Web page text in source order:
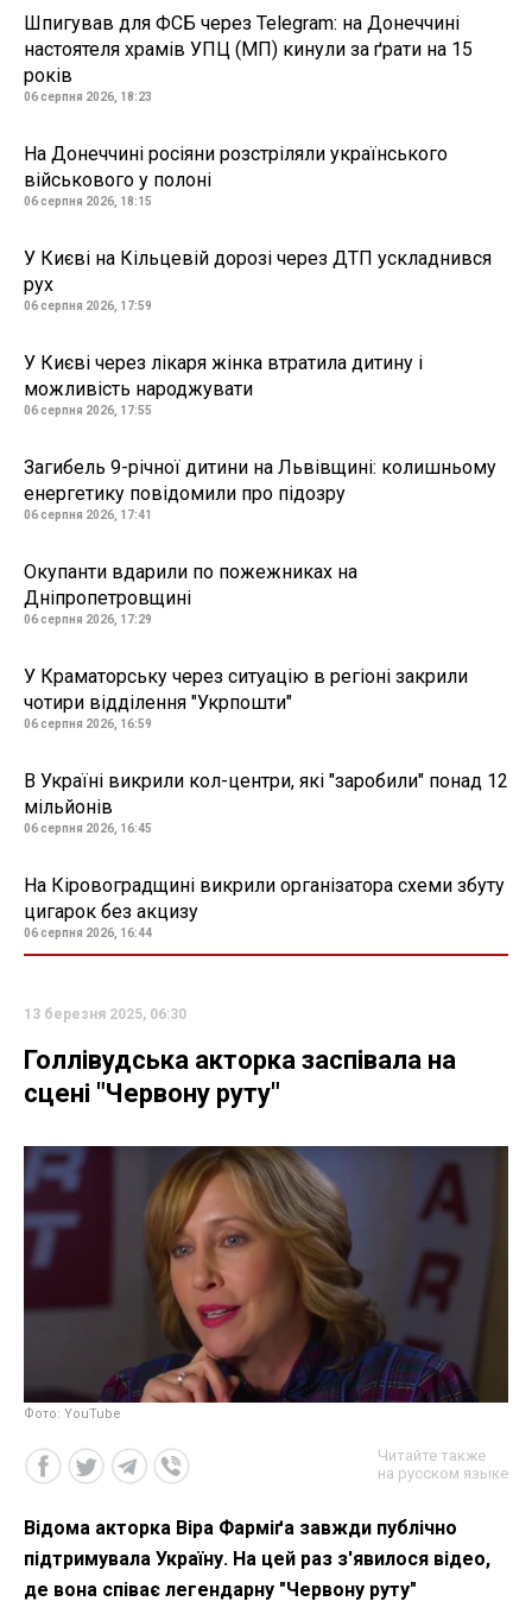
Шпигував для ФСБ через Telegram: на Донеччині
настоятеля храмів УПЦ (МП) кинули за ґрати на 15
років
06 серпня 2026, 18:23
На Донеччині росіяни розстріляли українського
військового у полоні
06 серпня 2026, 18:15
У Києві на Кільцевій дорозі через ДТП ускладнився
рух
06 серпня 2026, 17:59
У Києві через лікаря жінка втратила дитину і
можливість народжувати
06 серпня 2026, 17:55
Загибель 9-річної дитини на Львівщині: колишньому
енергетику повідомили про підозру
06 серпня 2026, 17:41
Окупанти вдарили по пожежниках на
Дніпропетровщині
06 серпня 2026, 17:29
У Краматорську через ситуацію в регіоні закрили
чотири відділення "Укрпошти"
06 серпня 2026, 16:59
В Україні викрили кол-центри, які "заробили" понад 12
мільйонів
06 серпня 2026, 16:45
На Кіровоградщині викрили організатора схеми збуту
цигарок без акцизу
06 серпня 2026, 16:44
13 березня 2025, 06:30
Голлівудська акторка заспівала на
сцені "Червону руту"
Фото: YouTube
Читайте также
на русском языке
Відома акторка Віра Фарміґа завжди публічно
підтримувала Україну. На цей раз з'явилося відео,
де вона співає легендарну "Червону руту"